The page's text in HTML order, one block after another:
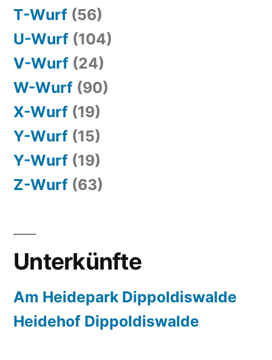
T-Wurf (56)
U-Wurf (104)
V-Wurf (24)
W-Wurf (90)
X-Wurf (19)
Y-Wurf (15)
Y-Wurf (19)
Z-Wurf (63)
Unterkünfte
Am Heidepark Dippoldiswalde
Heidehof Dippoldiswalde